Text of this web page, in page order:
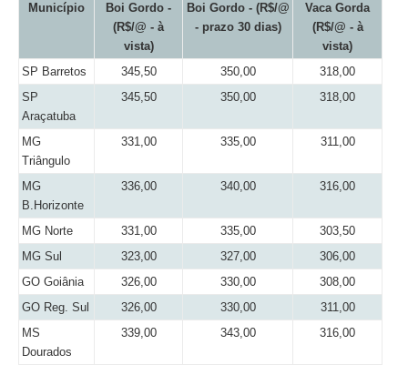
Município
Boi Gordo -
(R$/@ - à
vista)
Boi Gordo - (R$/@
- prazo 30 dias)
Vaca Gorda
(R$/@ - à
vista)
SP Barretos
345,50 350,00
318,00
SP
Araçatuba
345,50 350,00 318,00
MG
Triângulo
331,00 335,00 311,00
MG
B.Horizonte
336,00 340,00 316,00
MG Norte 331,00 335,00
303,50
MG Sul
323,00 327,00
306,00
GO Goiânia
326,00 330,00
308,00
GO Reg. Sul
326,00 330,00
311,00
MS
Dourados
339,00 343,00 316,00